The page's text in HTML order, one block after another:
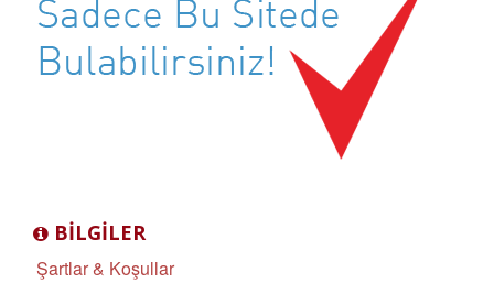
BILGILER
Şartlar & Koşullar